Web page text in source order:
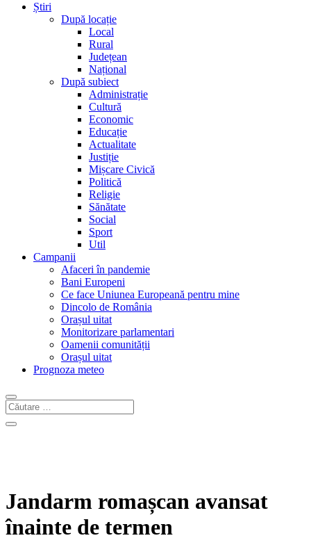
Știri
După locație
Local
Rural
Județean
Național
După subiect
Administrație
Cultură
Economic
Educație
Actualitate
Justiție
Mișcare Civică
Politică
Religie
Sănătate
Social
Sport
Util
Campanii
Afaceri în pandemie
Bani Europeni
Ce face Uniunea Europeană pentru mine
Dincolo de România
Orașul uitat
Monitorizare parlamentari
Oamenii comunității
Orașul uitat
Prognoza meteo
Jandarm romașcan avansat
înainte de termen